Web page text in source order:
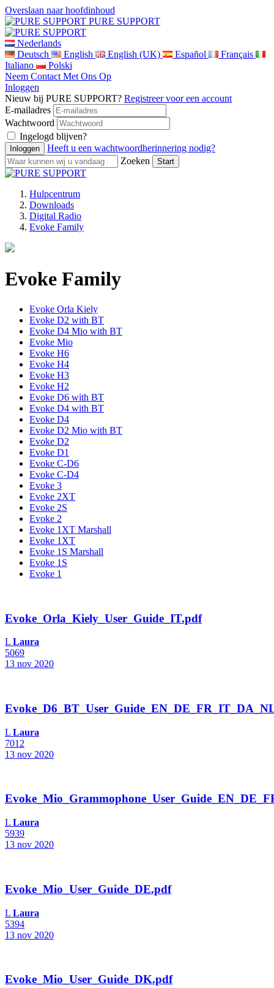
Overslaan naar hoofdinhoud
PURE SUPPORT
Nederlands
Deutsch
English English (UK) Español
Français
Italiano
Polski
Neem Contact Met Ons Op
Inloggen
Nieuw bij PURE SUPPORT? Registreer voor een account
E-mailadres
Wachtwoord
Ingelogd blijven?
Heeft u een wachtwoordherinnering nodig?
Zoeken
Hulpcentrum
Downloads
Digital Radio
Evoke Family
Evoke Family
Evoke Orla Kiely
Evoke D2 with BT
Evoke D4 Mio with BT
Evoke Mio
Evoke H6
Evoke H4
Evoke H3
Evoke H2
Evoke D6 with BT
Evoke D4 with BT
Evoke D4
Evoke D2 Mio with BT
Evoke D2
Evoke D1
Evoke C-D6
Evoke C-D4
Evoke 3
Evoke 2XT
Evoke 2S
Evoke 2
Evoke 1XT Marshall
Evoke 1XT
Evoke 1S Marshall
Evoke 1S
Evoke 1
Evoke_Orla_Kiely_User_Guide_IT.pdf
L Laura
5069
13 nov 2020
L Laura
7012
13 nov 2020
L Laura
5939
13 nov 2020
Evoke_Mio_User_Guide_DE.pdf
L Laura
5394
13 nov 2020
Evoke_Mio_User_Guide_DK.pdf